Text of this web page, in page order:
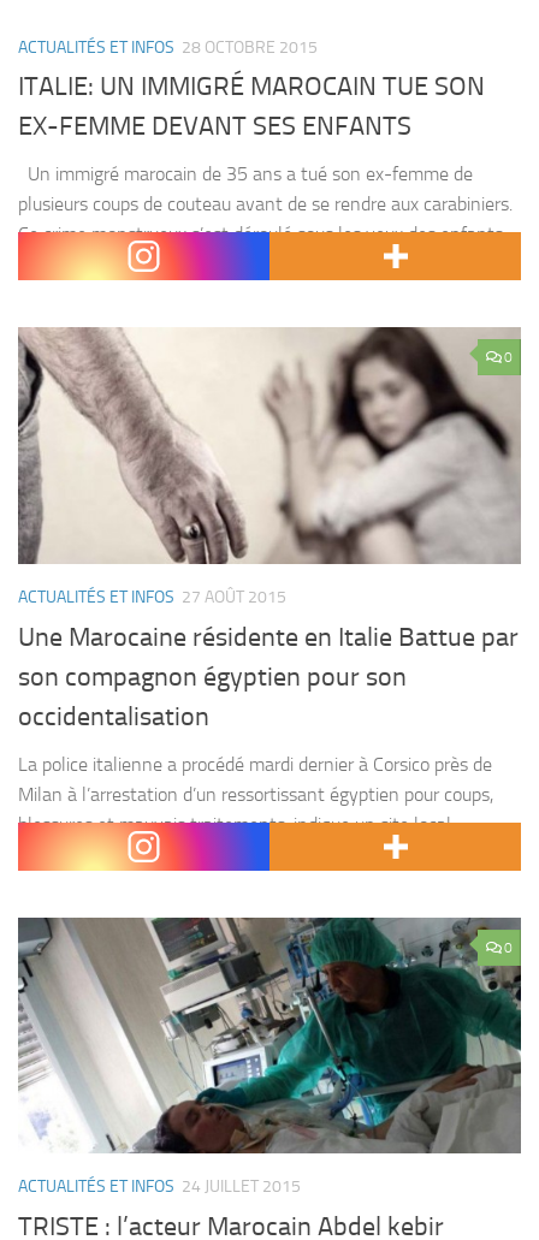
ACTUALITÉS ET INFOS 28 OCTOBRE 2015
ITALIE: UN IMMIGRÉ MAROCAIN TUE SON
EX-FEMME DEVANT SES ENFANTS
Un immigré marocain de 35 ans a tué son ex-femme de
plusieurs coups de couteau avant de se rendre aux carabiniers.
Ce crime monstrueux s’est déroulé sous les yeux des enfants
du couple...
0
ACTUALITÉS ET INFOS 27 AOÛT 2015
Une Marocaine résidente en Italie Battue par
son compagnon égyptien pour son
occidentalisation
La police italienne a procédé mardi dernier à Corsico près de
Milan à l’arrestation d’un ressortissant égyptien pour coups,
blessures et mauvais traitements, indique un site local.
L’homme, un manutentionnaire de 33 ans est...
0
ACTUALITÉS ET INFOS 24 JUILLET 2015
TRISTE : l’acteur Marocain Abdel kebir